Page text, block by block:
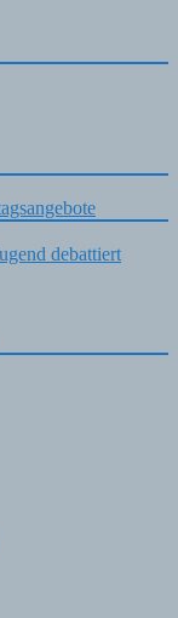
debattiert